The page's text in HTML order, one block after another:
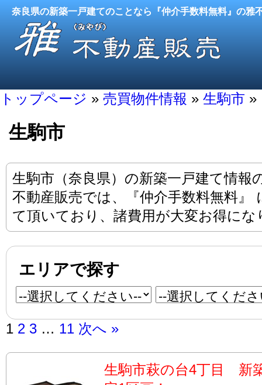
奈良県の新築一戸建てのことなら『仲介手数料無料』の雅
トップページ » 売買物件情報 » 生駒市 »
生駒市
生駒市（奈良県）の新築一戸建て情報
不動産販売では、『仲介手数料無料』
て頂いており、諸費用が大変お得にな
エリアで探す
1 2 3 … 11 次へ »
生駒市萩の台4丁目 新